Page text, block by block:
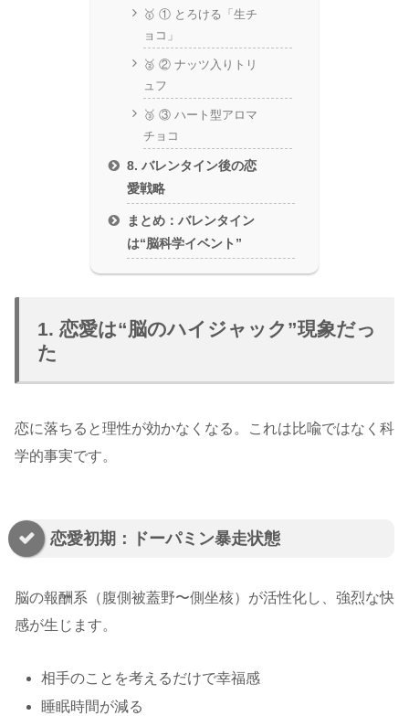
🥇 ① とろける「生チ
ョコ」
🥈 ② ナッツ入りトリ
ュフ
🥉 ③ ハート型アロマ
チョコ
8. バレンタイン後の恋
愛戦略
まとめ：バレンタイン
は“脳科学イベント”
1. 恋愛は“脳のハイジャック”現象だっ
た
恋に落ちると理性が効かなくなる。これは比喩ではなく科
学的事実です。
恋愛初期：ドーパミン暴走状態
脳の報酬系（腹側被蓋野〜側坐核）が活性化し、強烈な快
感が生じます。
相手のことを考えるだけで幸福感
睡眠時間が減る